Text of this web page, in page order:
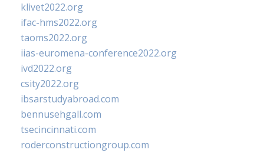
klivet2022.org
ifac-hms2022.org
taoms2022.org
iias-euromena-conference2022.org
ivd2022.org
csity2022.org
ibsarstudyabroad.com
bennusehgall.com
tsecincinnati.com
roderconstructiongroup.com